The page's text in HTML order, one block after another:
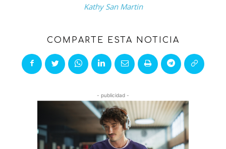
Kathy San Martin
COMPARTE ESTA NOTICIA
- publicidad -